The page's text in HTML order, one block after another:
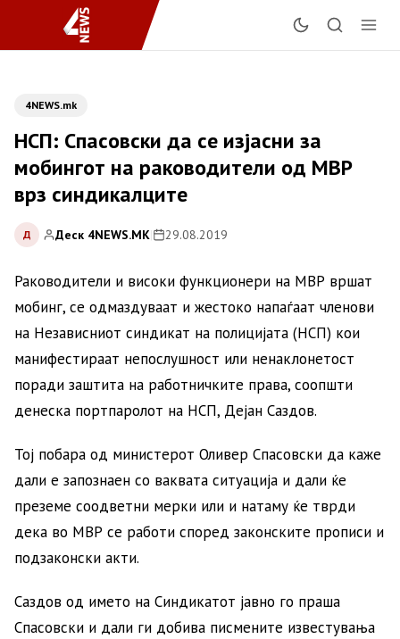
4NEWS.mk
НСП: Спасовски да се изјасни за
мобингот на раководители од МВР
врз синдикалците
Д Деск 4NEWS.MK| 29.08.2019
Раководители и високи функционери на МВР вршат
мобинг, се одмаздуваат и жестоко напаѓаат членови
на Независниот синдикат на полицијата (НСП) кои
манифестираат непослушност или ненаклонетост
поради заштита на работничките права, соопшти
денеска портпаролот на НСП, Дејан Саздов.
Тој побара од министерот Оливер Спасовски да каже
дали е запознаен со ваквата ситуација и дали ќе
преземе соодветни мерки или и натаму ќе тврди
дека во МВР се работи според законските прописи и
подзаконски акти.
Саздов од името на Синдикатот јавно го праша
Спасовски и дали ги добива писмените известувања